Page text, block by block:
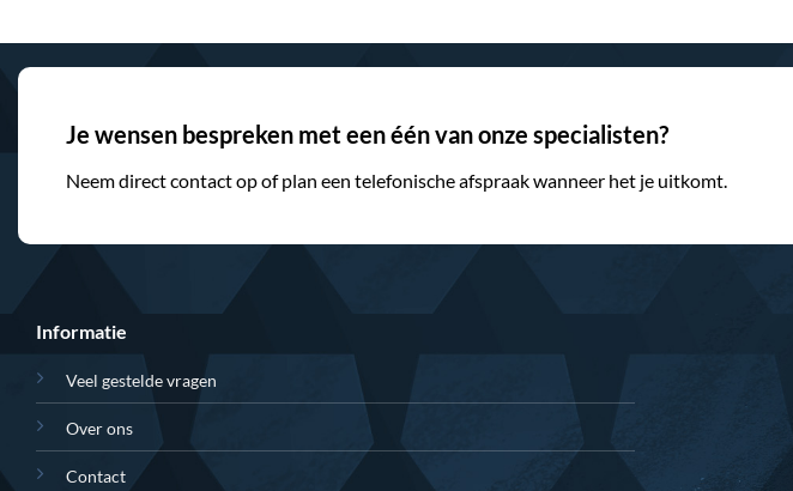
Je wensen bespreken met een één van onze specialisten?
Neem direct contact op of plan een telefonische afspraak wanneer het je uitkomt.
Informatie
Veel gestelde vragen
Over ons
Contact